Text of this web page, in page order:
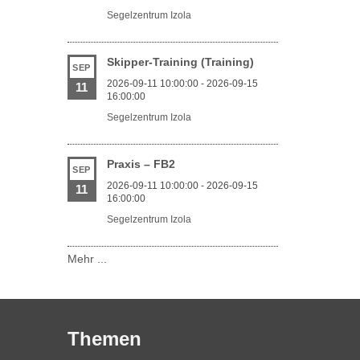
Segelzentrum Izola
SEP
11
Skipper-Training (Training)
2026-09-11 10:00:00 - 2026-09-15
16:00:00
Segelzentrum Izola
SEP
11
Praxis – FB2
2026-09-11 10:00:00 - 2026-09-15
16:00:00
Segelzentrum Izola
Mehr ...
Themen